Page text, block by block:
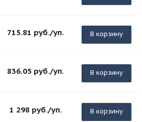
715.81 руб./уп. В корзину
836.05 руб./уп. В корзину
1 298руб./уп. В корзину